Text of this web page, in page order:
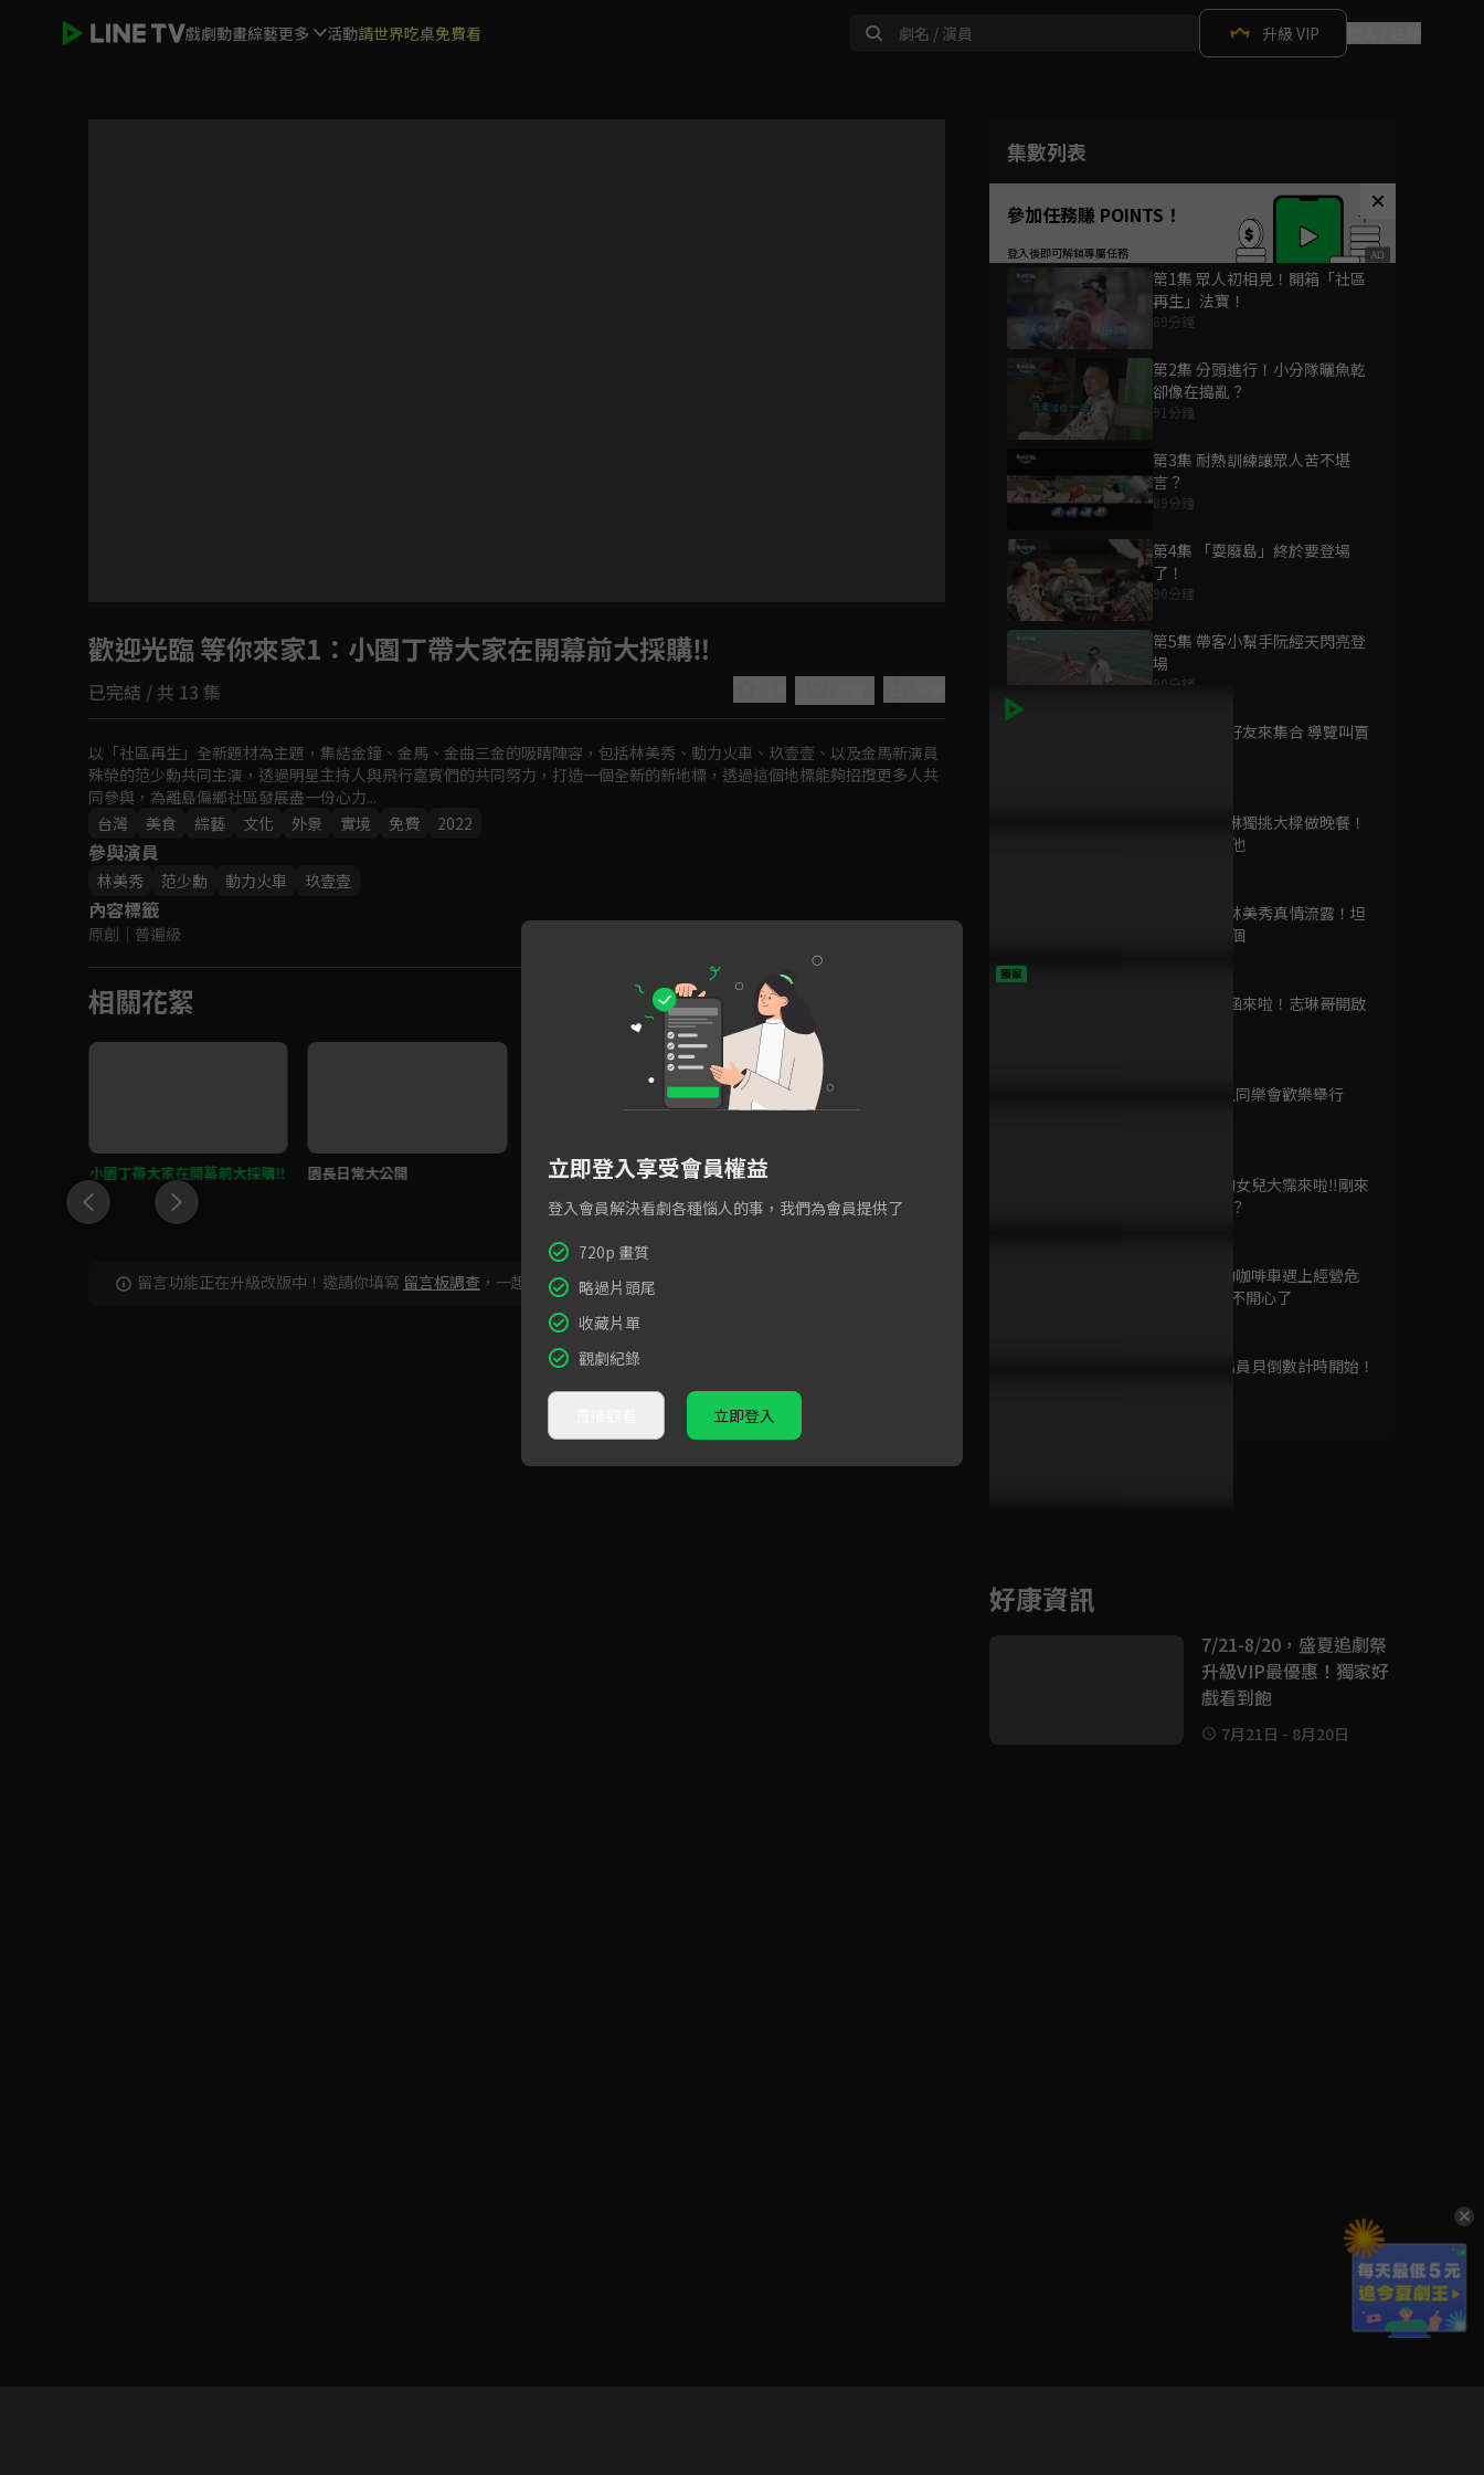
戲劇動畫綜藝更多 活動請世界吃桌免費看 升級 VIP
Video
集數列表
參加任務賺 POINTS！
第1集 眾人初相見！開箱「社區
再生」法寶！
89分鐘
第2集 分頭進行！小分隊曬魚乾
卻像在搗亂？
91分鐘
第3集 耐熱訓練讓眾人苦不堪
言？
89分鐘
第4集 「耍廢島」終於要登場
了！
90分鐘
第5集 帶客小幫手阮經天閃亮登
場
90分鐘
第6集 明星好友來集合 導覽叫賣
第7集 顏志琳獨挑大樑做晚餐！
卻不斷求助他
第8集 戶長林美秀真情流露！坦
言夢想是這個
第9集 周曉涵來啦！志琳哥開啟
第10集 海上同樂會歡樂舉行
第11集 海的女兒大霈來啦‼️剛來
就成新台柱？
第12集 行動咖啡車遇上經營危
機？秋興哥不開心了
第13集 登出員貝倒數計時開始！
歡迎光臨 等你來家1 ：小園丁帶大家在開幕前大採購‼️
已完結 / 共 13 集
以「社區再生」全新題材為主題，集結金鐘、金馬、金曲三金的吸睛陣容，包括林美秀、動力火車、玖壹壹、以及金馬新演員
殊榮的范少勳共同主演，透過明星主持人與飛行嘉賓們的共同努力，打造一個全新的新地標，透過這個地標能夠招攬更多人共
同參與，為離島偏鄉社區發展盡一份心力...
台灣
美食 綜藝 文化 外景 實境 免費 2022
參與演員
林美秀 范少勳 動力火車 玖壹壹
內容標籤
原創 ｜ 普遍級
相關花絮
小園丁帶大家在開幕前大採購‼️ 園長日常大公開 園長的行動咖啡車開張啦！ 超洗腦歡迎開場白誕生過程！ 耍廢島陽光太熾熱啦
留言功能正在升級改版中！邀請你填寫 留言板調查 ，一起共創新版留言功能！
為您推薦
第二季
已完結 / 共 13 集
血色告白
已完結 / 共 10 集
獨家
已完結 / 共 12 集
驚奇旅明星
已完結 / 共 40 集
同學，你什麼時候從
好康資訊
7/21-8/20，盛夏追劇祭
升級VIP最優惠！獨家好
戲看到飽
7月21日 - 8月20日
立即登入享受會員權益
登入會員解決看劇各種惱人的事，我們為會員提供了
720p 畫質
略過片頭尾
收藏片單
觀劇紀錄
立即登入